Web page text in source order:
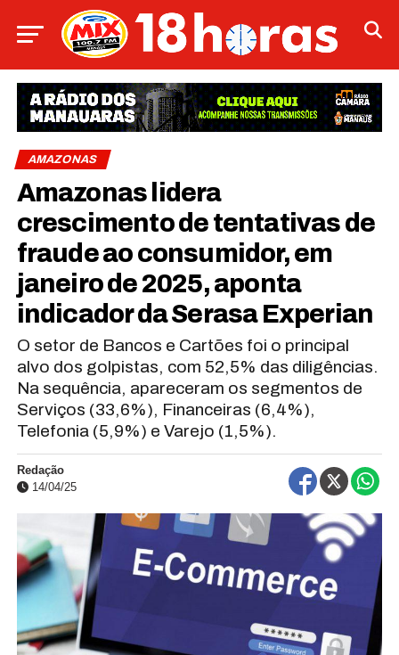
AMAZONAS
Amazonas lidera
crescimento de tentativas de
fraude ao consumidor, em
janeiro de 2025, aponta
indicador da Serasa Experian
O setor de Bancos e Cartões foi o principal
alvo dos golpistas, com 52,5% das diligências.
Na sequência, apareceram os segmentos de
Serviços (33,6%), Financeiras (6,4%),
Telefonia (5,9%) e Varejo (1,5%).
Redação
14/04/25